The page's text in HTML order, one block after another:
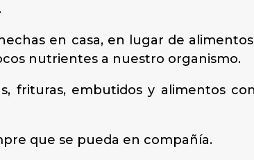
en casa, en lugar de
nutrientes a nuestro organismo.
frituras, embutidos y alimentos
que se pueda en compañía.